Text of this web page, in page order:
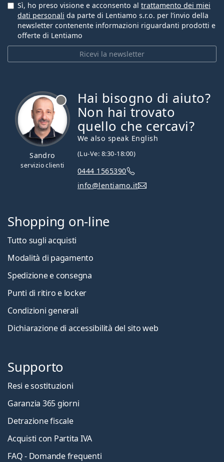
Ricevi la newsletter
Sì, ho preso visione e acconsento al trattamento dei miei
dati personali da parte di Lentiamo s.r.o. per l’invio della
newsletter contenente informazioni riguardanti prodotti e
offerte di Lentiamo
Sandro
servizio clienti
Hai bisogno di aiuto?
Non hai trovato
quello che cercavi?
We also speak English
(Lu-Ve: 8:30-18:00)
0444 1565390
info@lentiamo.it
Shopping on-line
Tutto sugli acquisti
Modalità di pagamento
Spedizione e consegna
Punti di ritiro e locker
Condizioni generali
Dichiarazione di accessibilità del sito web
Supporto
Resi e sostituzioni
Garanzia 365 giorni
Detrazione fiscale
Acquisti con Partita IVA
FAQ - Domande frequenti